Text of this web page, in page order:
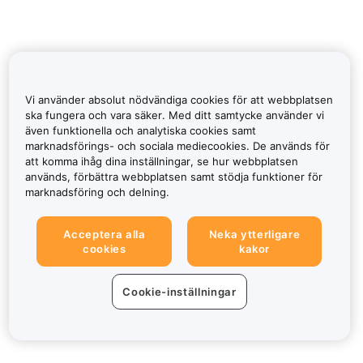
Vi använder absolut nödvändiga cookies för att webbplatsen
ska fungera och vara säker. Med ditt samtycke använder vi
även funktionella och analytiska cookies samt
marknadsförings- och sociala mediecookies. De används för
att komma ihåg dina inställningar, se hur webbplatsen
används, förbättra webbplatsen samt stödja funktioner för
marknadsföring och delning.
Acceptera alla
cookies
Neka ytterligare
kakor
Cookie-inställningar